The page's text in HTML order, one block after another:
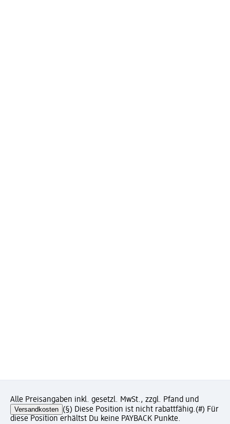
Alle Preisangaben inkl. gesetzl. MwSt., zzgl. Pfand und
Versandkosten (§) Diese Position ist nicht rabattfähig.(#) Für
diese Position erhältst Du keine PAYBACK Punkte.